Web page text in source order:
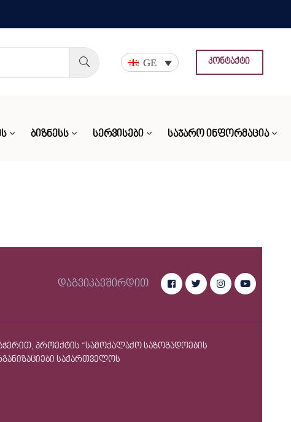
GE კონტაქტი
ᲑᲘᲖᲜᲔᲡᲡ ᲡᲔᲠᲕᲘᲡᲔᲑᲘ ᲡᲐᲯᲐᲠᲝ ᲘᲜᲤᲝᲠᲛᲐᲪᲘᲐ
დაგვიკავშირდით
პროექტის “სამოქალაქო საზოგადოების
საქართველოს